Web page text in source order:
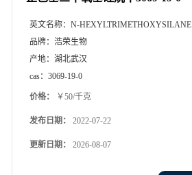
英文名称： N-HEXYLTRIMETHOXYSILANE
品牌： 浩荣生物
产地： 湖北武汉
cas： 3069-19-0
价格： ￥50/千克
发布日期： 2022-07-22
更新日期： 2026-08-07